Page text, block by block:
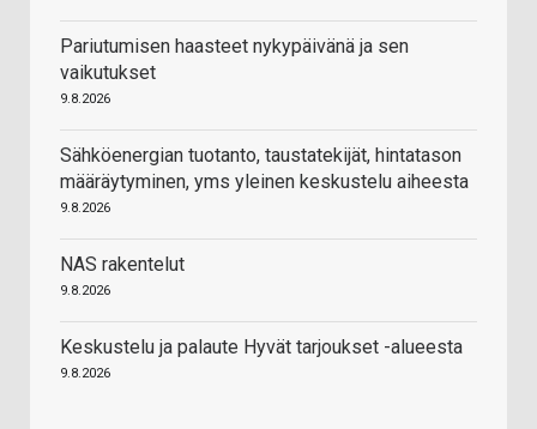
Pariutumisen haasteet nykypäivänä ja sen
vaikutukset
9.8.2026
Sähköenergian tuotanto, taustatekijät, hintatason
määräytyminen, yms yleinen keskustelu aiheesta
9.8.2026
NAS rakentelut
9.8.2026
Keskustelu ja palaute Hyvät tarjoukset -alueesta
9.8.2026